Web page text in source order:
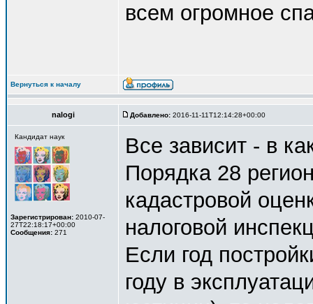
всем огромное
Вернуться к началу
nalogi Добавлено: 2016-11-11T12:14:28+00:00
Кандидат наук
Зарегистрирован: 2010-07-
27T22:18:17+00:00
Сообщения: 271
Все зависит - в
Порядка 28
кадастровой
налоговой
Если год
году в